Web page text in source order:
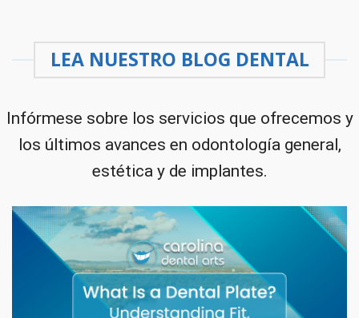
LEA NUESTRO BLOG DENTAL
Infórmese sobre los servicios que ofrecemos y
los últimos avances en odontología general,
estética y de implantes.